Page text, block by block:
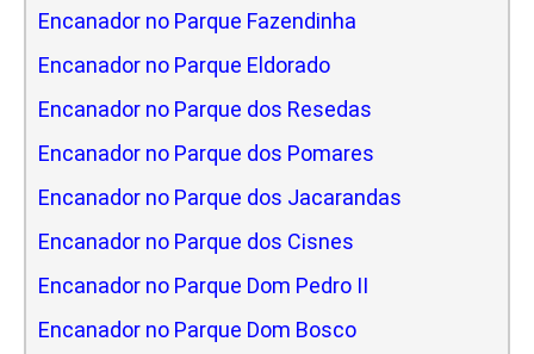
Encanador no Parque Fazendinha
Encanador no Parque Eldorado
Encanador no Parque dos Resedas
Encanador no Parque dos Pomares
Encanador no Parque dos Jacarandas
Encanador no Parque dos Cisnes
Encanador no Parque Dom Pedro II
Encanador no Parque Dom Bosco